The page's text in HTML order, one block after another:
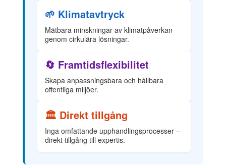
🌱 Klimatavtryck
Mätbara minskningar av klimatpåverkan
genom cirkulära lösningar.
🔄 Framtidsflexibilitet
Skapa anpassningsbara och hållbara
offentliga miljöer.
🏛️ Direkt tillgång
Inga omfattande upphandlingsprocesser –
direkt tillgång till expertis.